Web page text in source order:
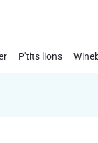
P'tits lions